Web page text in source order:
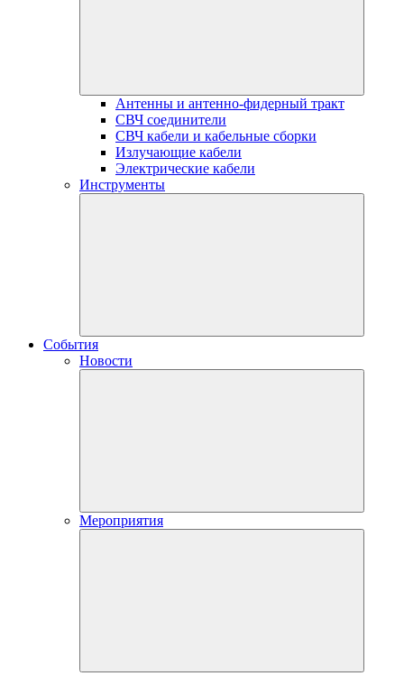
Антенны и антенно-фидерный тракт
СВЧ соединители
СВЧ кабели и кабельные сборки
Излучающие кабели
Электрические кабели
Инструменты
События
Новости
Мероприятия